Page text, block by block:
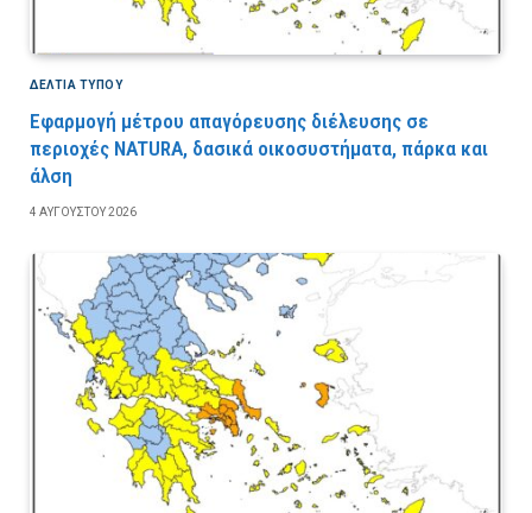
ΔΕΛΤΙΑ ΤΥΠΟΥ
Εφαρμογή μέτρου απαγόρευσης διέλευσης σε
περιοχές NATURA, δασικά οικοσυστήματα, πάρκα και
άλση
4 ΑΥΓΟΎΣΤΟΥ 2026